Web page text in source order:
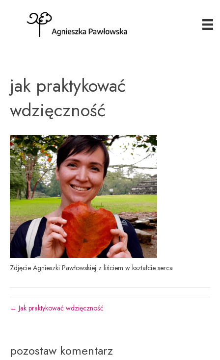
jak praktykować
wdzięczność
Zdjęcie Agnieszki Pawłowskiej z liściem w kształcie serca
← Jak praktykować wdzięczność
pozostaw komentarz